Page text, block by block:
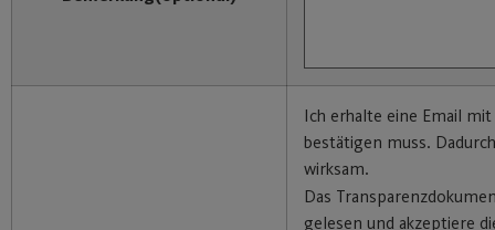
Ich erhalte eine Email
bestätigen muss.
wirksam.
Das
gelesen und akzeptiere